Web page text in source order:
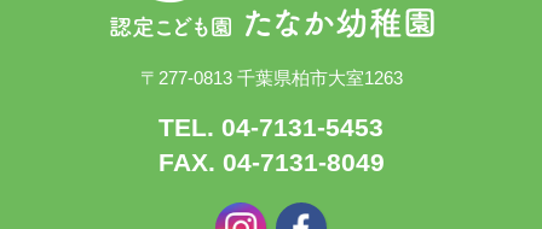
〒277-0813 千葉県柏市大室1263
TEL. 04-7131-5453
FAX. 04-7131-8049